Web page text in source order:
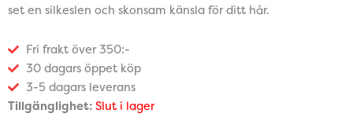
set en silkeslen och skonsam känsla för ditt hår.
Fri frakt över 350:-
30 dagars öppet köp
3-5 dagars leverans
Tillgänglighet: Slut i lager